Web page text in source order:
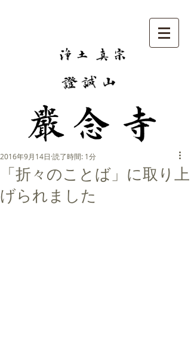
「折々のことば」に取り上
げられました
2016年9月14日 読了時間: 1分